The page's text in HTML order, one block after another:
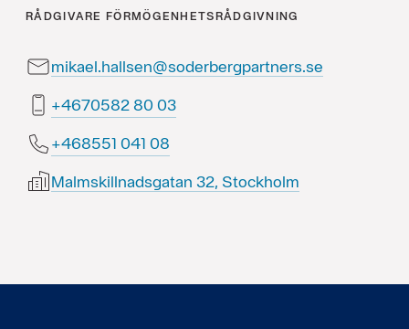
RÅDGIVARE FÖRMÖGENHETSRÅDGIVNING
mikael.hallsen@soderbergpartners.se
30 08 2850764+
80 140 155864+
Malmskillnadsgatan 32, Stockholm